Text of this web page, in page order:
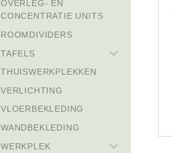
OVERLEG- EN
CONCENTRATIE UNITS
ROOMDIVIDERS
TAFELS
THUISWERKPLEKKEN
VERLICHTING
VLOERBEKLEDING
WANDBEKLEDING
WERKPLEK